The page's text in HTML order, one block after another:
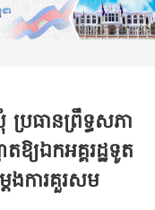
រធានព្រឹទ្ធសភា
ឱ្យឯកអគ្គរដ្ឋទូត
ងការគួរសម